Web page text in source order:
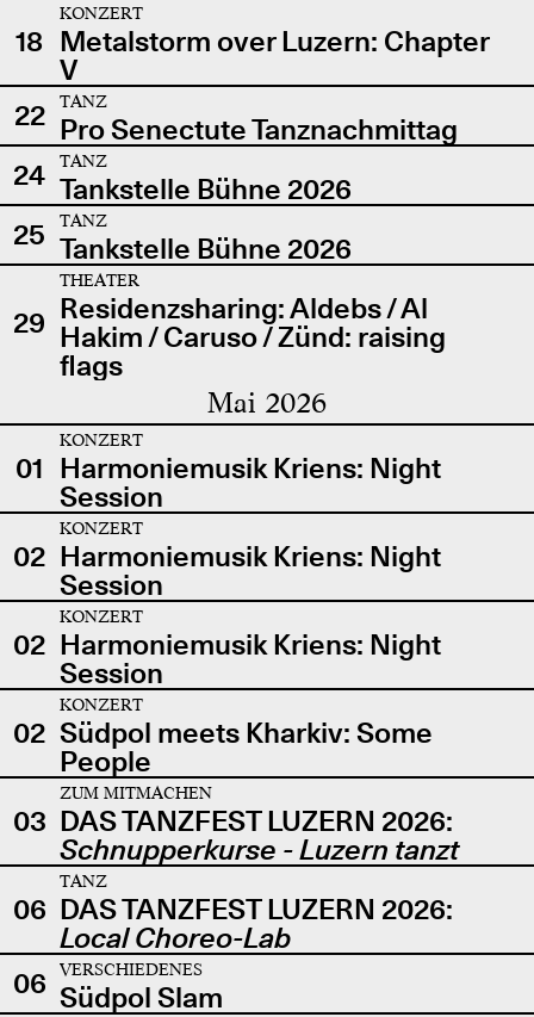
18
KONZERT
Metalstorm over Luzern: Chapter
V
22
TANZ
Pro Senectute Tanznachmittag
24
TANZ
Tankstelle Bühne 2026
25
TANZ
Tankstelle Bühne 2026
29
THEATER
Residenzsharing: Aldebs / Al
Hakim / Caruso / Zünd: raising
flags
Mai 2026
01
KONZERT
Harmoniemusik Kriens: Night
Session
02
KONZERT
Harmoniemusik Kriens: Night
Session
02
KONZERT
Harmoniemusik Kriens: Night
Session
02
KONZERT
Südpol meets Kharkiv: Some
People
03
ZUM MITMACHEN
DAS TANZFEST LUZERN 2026:
Schnupperkurse - Luzern tanzt
06
TANZ
DAS TANZFEST LUZERN 2026:
Local Choreo-Lab
06
VERSCHIEDENES
Südpol Slam